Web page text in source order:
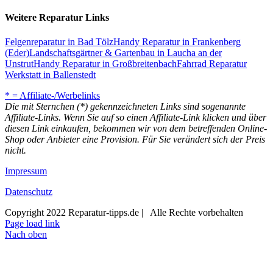
Weitere Reparatur Links
Felgenreparatur in Bad TölzHandy Reparatur in Frankenberg
(Eder)Landschaftsgärtner & Gartenbau in Laucha an der
UnstrutHandy Reparatur in GroßbreitenbachFahrrad Reparatur
Werkstatt in Ballenstedt
* = Affiliate-/Werbelinks
Die mit Sternchen (*) gekennzeichneten Links sind sogenannte
Affiliate-Links. Wenn Sie auf so einen Affiliate-Link klicken und über
diesen Link einkaufen, bekommen wir von dem betreffenden Online-
Shop oder Anbieter eine Provision. Für Sie verändert sich der Preis
nicht.
Impressum
Datenschutz
Copyright 2022 Reparatur-tipps.de | Alle Rechte vorbehalten
Page load link
Nach oben